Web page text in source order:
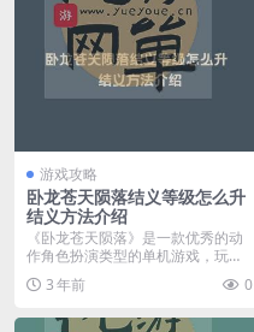
游戏攻略
卧龙苍天陨落结义等级怎么升
结义方法介绍
《卧龙苍天陨落》是一款优秀的动
作角色扮演类型的单机游戏，玩家
需要在这妖魔横行的三...
3 年前 0